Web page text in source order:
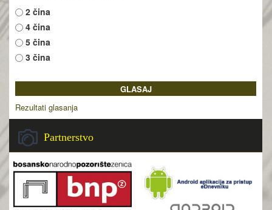
2 čina
4 čina
5 čina
3 čina
Rezultati glasanja
Partnerstvo